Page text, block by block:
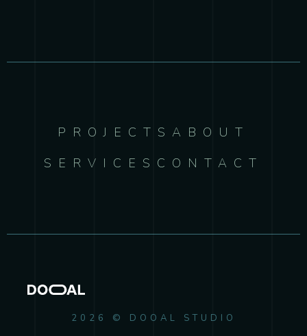
PROJECTS ABOUT
SERVICES CONTACT
2026 © DOOAL STUDIO